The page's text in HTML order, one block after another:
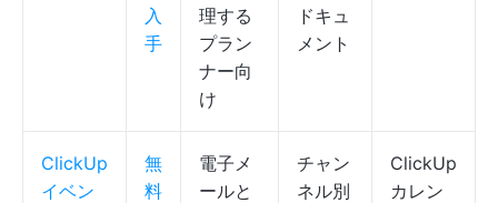
入
手
理する
プラン
ナー向
け
ドキュ
メント
ClickUp
イベン
無
料
電子メ
ールと
チャン
ネル別
ClickUp
カレン